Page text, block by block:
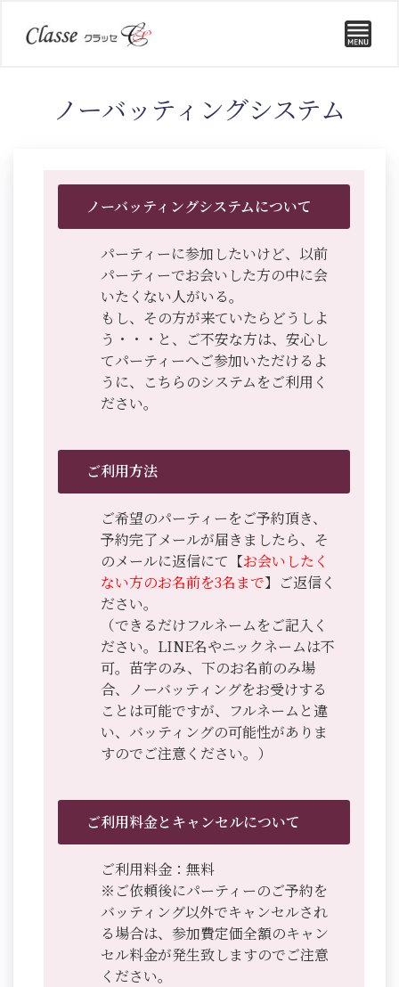
ノーバッティングシステム
ノーバッティングシステムについて
パーティーに参加したいけど、以前
パーティーでお会いした方の中に会
いたくない人がいる。
もし、その方が来ていたらどうしよ
う・・・と、ご不安な方は、安心し
てパーティーへご参加いただけるよ
うに、こちらのシステムをご利用く
ださい。
ご利用方法
ご希望のパーティーをご予約頂き、
予約完了メールが届きましたら、そ
のメールに返信にて【お会いしたく
ない方のお名前を3名まで】ご返信く
ださい。
（できるだけフルネームをご記入く
ださい。LINE名やニックネームは不
可。苗字のみ、下のお名前のみ場
合、ノーバッティングをお受けする
ことは可能ですが、フルネームと違
い、バッティングの可能性がありま
すのでご注意ください。）
ご利用料金とキャンセルについて
ご利用料金：無料
※ご依頼後にパーティーのご予約を
バッティング以外でキャンセルされ
る場合は、参加費定価全額のキャン
セル料金が発生致しますのでご注意
ください。